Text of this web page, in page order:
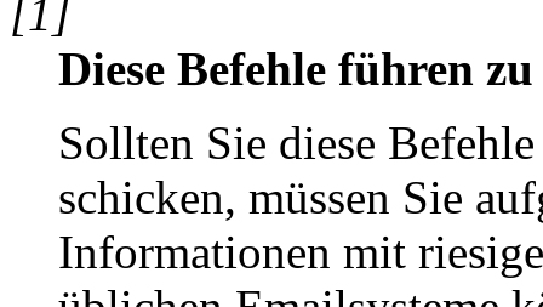
[1]
Diese Befehle führen
Sollten Sie diese
schicken, müssen Sie
Informationen mit